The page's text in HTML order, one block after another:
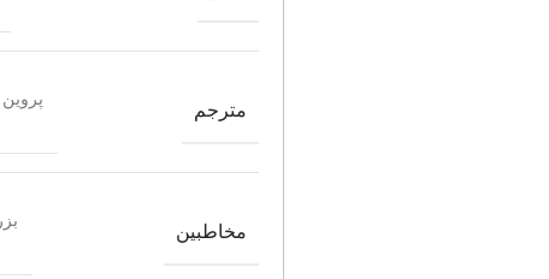
مترجم
مخاطبین